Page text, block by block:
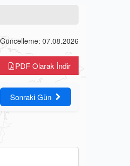
Güncelleme: 07.08.2026
PDF Olarak İndir
Sonraki Gün